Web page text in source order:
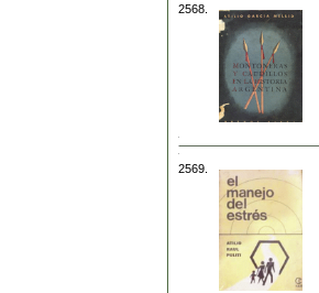
2568.
2569.